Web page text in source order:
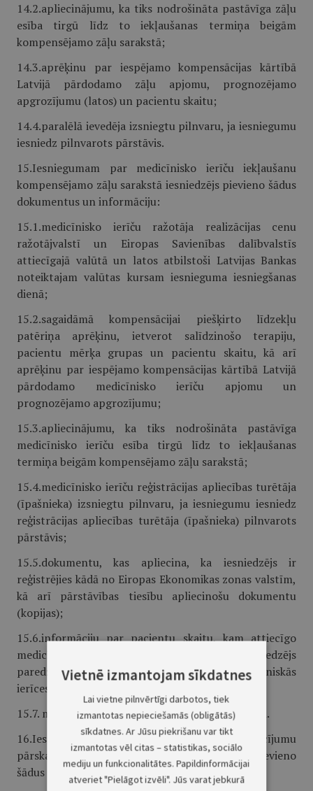
14.2.apliecinājumu, ka tiks nodrošināta pastāvīga zāļu
esība tirgū līdz to iekļaušanas termiņa beigām
kompensējamo zāļu sarakstā;
14.3.aprēķinu par iespējamo kompensācijas kārtībā
Latvijā pārdodamo zāļu apjomu, prognozējamo
apgrozījumu (latos) un pacientu skaitu;
14.4.paralēlā ievedēja izsniegtu pilnvaru, ja iesniegumu
iesniedz pilnvarots pārstāvis.
15.Iesniegumam par medicīnisko ierīču iekļaušanu
kompensējamo zāļu sarakstā iesniedzējs pievieno šādus
dokumentus un informāciju:
15.1.medicīnisko ierīču ražotāja realizācijas cenu
ražotājvalstī un Eiropas Savienības dalībvalstīs
attiecīgajā valūtā un latos atbilstoši Latvijas Bankas
noteiktajam valūtas kursam iesnieguma iesniegšanas
dienā;
15.2.sagaidāmā kompensācijai piešķirto līdzekļu
patēriņa aprēķinu, ietverot salīdzinošo terapiju,
pacientu mērķa grupas un pacientu skaitu, kā arī
aprēķinu par iespējamo kompensācijas kārtībā Latvijā
pārdodamo medicīnisko ierīču apjomu un
prognozējamo apgrozījumu;
15.3.apliecinājumu, ka tiks nodrošināta pastāvīga
medicīnisko ierīču esība tirgū līdz to iekļaušanas
termiņa beigām kompensējamo zāļu sarakstā;
15.4.medicīnisko ierīču reģistrācijas apliecības turētāja
(īpašnieka) izsniegtu pilnvaru, ja iesniegumu iesniedz
reģistrācijas apliecības turētāja (īpašnieka) pilnvarots
pārstāvis;
15.5.dokumentu, kas apliecina, ka iesniedzējs ir
reģistrējies kādā no Eiropas Ekonomikas zonas valstīm,
kā arī pārstāvības tiesību apliecinošu dokumentu
(kopijas);
15.6.informāciju par pacientu skaitu, kam attiecīgo
medicīnisko ierīču iegādes izdevumus iesniedzējs
paredz segt no saviem līdzekļiem, ja medicīniskās
ierīces iekļaujamas Csarakstā;
15.7. medicīniskās ierīces aprakstu latviešu valodā.
16.Iesniegumam par izrakstīšanas nosacījumu
pārskatīšanu vai zāļu iekļaušanu citā sarakstā pievieno
šādus dokumentus un informāciju:
Vietnē izmantojam sīkdatnes
Lai vietne pilnvērtīgi darbotos, tiek
izmantotas nepieciešamās (obligātās)
sīkdatnes. Ar Jūsu piekrišanu var tikt
izmantotas vēl citas – statistikas, sociālo
mediju un funkcionalitātes. Papildinformācijai
atveriet "Pielāgot izvēli". Jūs varat jebkurā